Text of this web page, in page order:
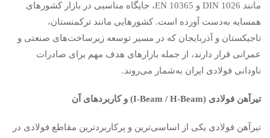
مانند DIN 1026 و EN 10365، جایگاه مناسبی در بازار کشورهای
همسایه به‌دست آورده است. کشورهایی مانند ترکمنستان،
تاجیکستان و آذربایجان که در مسیر توسعه زیرساخت‌های صنعتی و
عمرانی قرار دارند، از جمله بازارهای هدف مهم برای صادرات
ناودانی فولادی ایران به‌شمار می‌روند.
تیرآهن فولادی (I-Beam / H-Beam) و کاربردهای آن
تیرآهن فولادی یکی از اساسی‌ترین و پرکاربردترین مقاطع فولادی در